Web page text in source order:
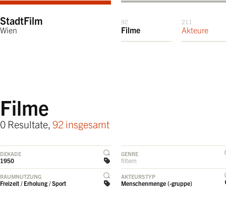
StadtFilm
Wien
92
Filme
211
Akteure
Filme
0 Resultate, 92 insgesamt
DEKADE
1950
GENRE
filtern
RAUMNUTZUNG
Freizeit / Erholung / Sport
AKTEURSTYP
Menschenmenge (-gruppe)